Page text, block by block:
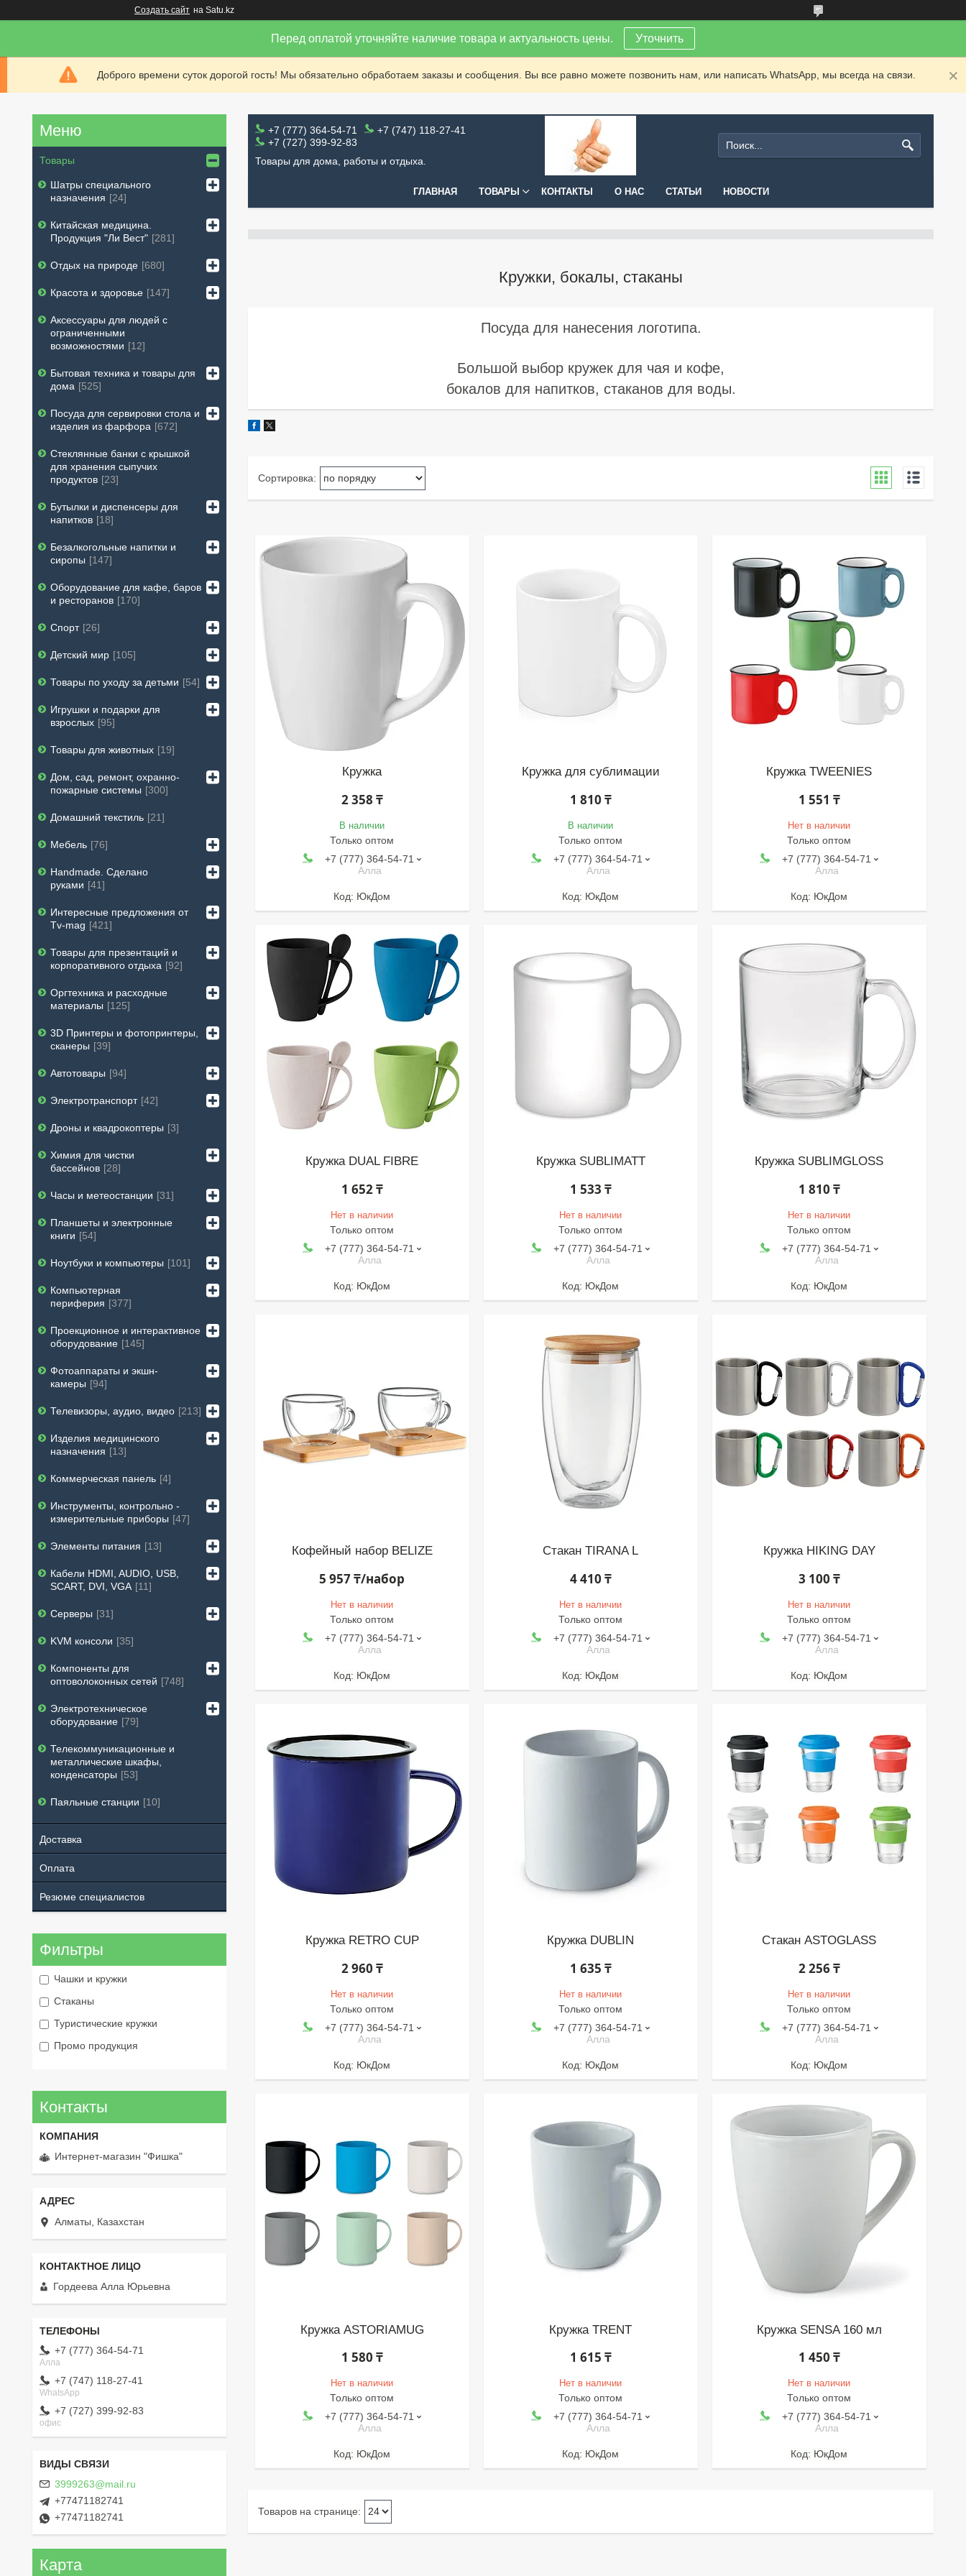
Создать сайт на Satu.kz
Перед оплатой уточняйте наличие товара и актуальность цены. Уточнить
Доброго времени суток дорогой гость! Мы обязательно обработаем заказы и сообщения. Вы все равно можете позвонить нам, или написать WhatsApp, мы всегда на связи.
+7 (777) 364-54-71
+7 (747) 118-27-41
+7 (727) 399-92-83
Товары для дома, работы и отдыха.
ГЛАВНАЯ ТОВАРЫ КОНТАКТЫ О НАС СТАТЬИ НОВОСТИ
Кружки, бокалы, стаканы
Посуда для нанесения логотипа.
Большой выбор кружек для чая и кофе,
бокалов для напитков, стаканов для воды.
Кружка
2 358 ₸
В наличии
Только оптом
+7 (777) 364-54-71
Алла
ЮкДом
Кружка для сублимации
1 810 ₸
В наличии
Только оптом
+7 (777) 364-54-71
Алла
ЮкДом
Кружка TWEENIES
1 551 ₸
Нет в наличии
Только оптом
+7 (777) 364-54-71
Алла
ЮкДом
Кружка DUAL FIBRE
1 652 ₸
Нет в наличии
Только оптом
+7 (777) 364-54-71
Алла
ЮкДом
Кружка SUBLIMATT
1 533 ₸
Нет в наличии
Только оптом
+7 (777) 364-54-71
Алла
ЮкДом
Кружка SUBLIMGLOSS
1 810 ₸
Нет в наличии
Только оптом
+7 (777) 364-54-71
Алла
ЮкДом
Кофейный набор BELIZE
5 957 ₸/набор
Нет в наличии
Только оптом
+7 (777) 364-54-71
Алла
ЮкДом
Стакан TIRANA L
4 410 ₸
Нет в наличии
Только оптом
+7 (777) 364-54-71
Алла
ЮкДом
Кружка HIKING DAY
3 100 ₸
Нет в наличии
Только оптом
+7 (777) 364-54-71
Алла
ЮкДом
Кружка RETRO CUP
2 960 ₸
Нет в наличии
Только оптом
+7 (777) 364-54-71
Алла
ЮкДом
Кружка DUBLIN
1 635 ₸
Нет в наличии
Только оптом
+7 (777) 364-54-71
Алла
ЮкДом
Стакан ASTOGLASS
2 256 ₸
Нет в наличии
Только оптом
+7 (777) 364-54-71
Алла
ЮкДом
Кружка ASTORIAMUG
1 580 ₸
Нет в наличии
Только оптом
+7 (777) 364-54-71
Алла
ЮкДом
Кружка TRENT
1 615 ₸
Нет в наличии
Только оптом
+7 (777) 364-54-71
Алла
ЮкДом
Кружка SENSA 160 мл
1 450 ₸
Нет в наличии
Только оптом
+7 (777) 364-54-71
Алла
ЮкДом
Товары
Шатры специального
назначения
24
Китайская медицина.
Продукция "Ли Вест" 281
Отдых на природе 680
Красота и здоровье 147
Аксессуары для людей с
ограниченными
возможностями
12
Бытовая техника и товары для
дома
525
Посуда для сервировки стола и
изделия из фарфора 672
Стеклянные банки с крышкой
для хранения сыпучих
продуктов 23
Бутылки и диспенсеры для
напитков
18
Безалкогольные напитки и
сиропы
147
Оборудование для кафе, баров
и ресторанов
170
Спорт 26
Детский мир 105
Товары по уходу за детьми 54
Игрушки и подарки для
взрослых 95
Товары для животных 19
Дом, сад, ремонт, охранно-
пожарные системы
300
Домашний текстиль 21
Мебель 76
Handmade. Сделано
руками
41
Интересные предложения от
Tv-mag
421
Товары для презентаций и
корпоративного отдыха 92
Оргтехника и расходные
материалы
125
3D Принтеры и фотопринтеры,
сканеры
39
Автотовары 94
Электротранспорт 42
Дроны и квадрокоптеры 3
Химия для чистки
бассейнов 28
Часы и метеостанции 31
Планшеты и электронные
книги
54
Ноутбуки и компьютеры 101
Компьютерная
периферия
377
Проекционное и интерактивное
оборудование
145
Фотоаппараты и экшн-
камеры
94
Телевизоры, аудио, видео 213
Изделия медицинского
назначения
13
Коммерческая панель 4
Инструменты, контрольно -
измерительные приборы
47
Элементы питания 13
Кабели HDMI, AUDIO, USB,
SCART, DVI, VGA
11
Серверы 31
KVM консоли 35
Компоненты для
оптоволоконных сетей
748
Электротехническое
оборудование 79
Телекоммуникационные и
металлические шкафы,
конденсаторы
53
Паяльные станции 10
Доставка
Оплата
Резюме специалистов
Фильтры
Чашки и кружки
Стаканы
Туристические кружки
Промо продукция
Контакты
Интернет-магазин "Фишка"
Алматы, Казахстан
Гордеева Алла Юрьевна
+7 (777) 364-54-71
Алла
+7 (747) 118-27-41
WhatsApp
+7 (727) 399-92-83
офис
3999263@mail.ru
+77471182741
+77471182741
Карта